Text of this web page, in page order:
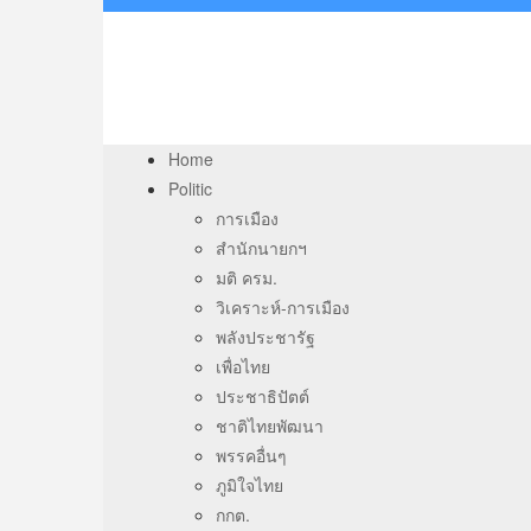
Home
Politic
การเมือง
สำนักนายกฯ
มติ ครม.
วิเคราะห์-การเมือง
พลังประชารัฐ
เพื่อไทย
ประชาธิปัตต์
ชาติไทยพัฒนา
พรรคอื่นๆ
ภูมิใจไทย
กกต.